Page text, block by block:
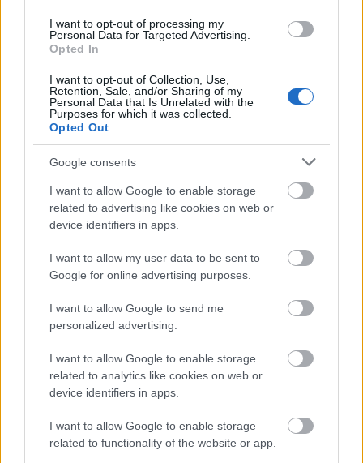
I want to opt-out of processing my
Personal Data for Targeted Advertising.
Opted In
I want to opt-out of Collection, Use,
Retention, Sale, and/or Sharing of my
Personal Data that Is Unrelated with the
Purposes for which it was collected.
Opted Out
Google consents
I want to allow Google to enable storage
related to advertising like cookies on web or
device identifiers in apps.
I want to allow my user data to be sent to
Google for online advertising purposes.
I want to allow Google to send me
personalized advertising.
I want to allow Google to enable storage
related to analytics like cookies on web or
device identifiers in apps.
I want to allow Google to enable storage
related to functionality of the website or app.
The Talking - One Night In Paris DVD
extrák, negyedik rész
A 20 éves One Night In Paris DVD egyik
legérdekesebb extra felvétele az, amikor az együttes
tagjait kérdezik. A zenekar már teljes harci díszben
"mászkálva" válaszol a nem is könnyű kérdésekre.
Fletch :(